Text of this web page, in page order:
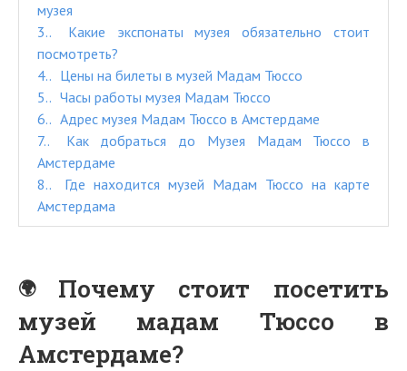
музея
3.
Какие экспонаты музея обязательно стоит
посмотреть?
4.
Цены на билеты в музей Мадам Тюссо
5.
Часы работы музея Мадам Тюссо
6.
Адрес музея Мадам Тюссо в Амстердаме
7.
Как добраться до Музея Мадам Тюссо в
Амстердаме
8.
Где находится музей Мадам Тюссо на карте
Амстердама
Почему стоит посетить
музей мадам Тюссо в
Амстердаме?